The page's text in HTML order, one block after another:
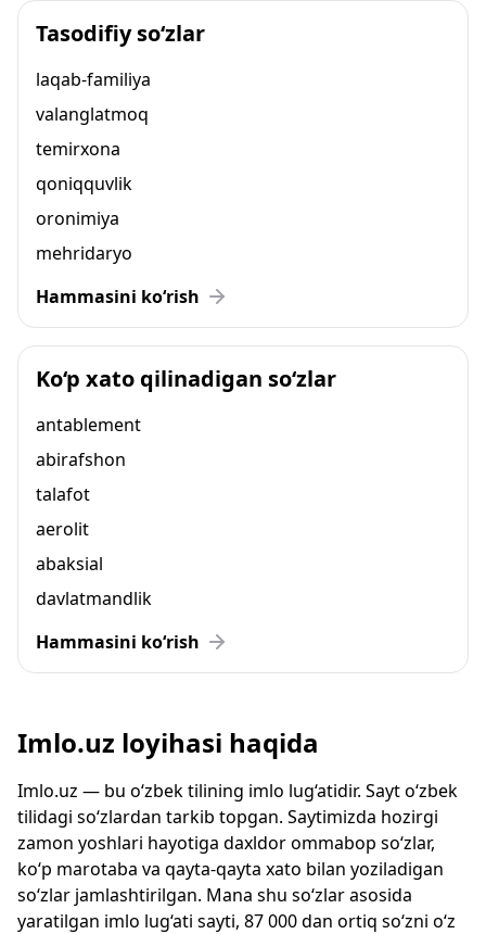
Tasodifiy so‘zlar
laqab-familiya
valanglatmoq
temirxona
qoniqquvlik
oronimiya
mehridaryo
Hammasini ko‘rish
Ko‘p xato qilinadigan so‘zlar
antablement
abirafshon
talafot
aerolit
abaksial
davlatmandlik
Hammasini ko‘rish
Imlo.uz loyihasi haqida
Imlo.uz — bu o‘zbek tilining imlo lug‘atidir. Sayt o‘zbek
tilidagi so‘zlardan tarkib topgan. Saytimizda hozirgi
zamon yoshlari hayotiga daxldor ommabop so‘zlar,
ko‘p marotaba va qayta-qayta xato bilan yoziladigan
so‘zlar jamlashtirilgan. Mana shu so‘zlar asosida
yaratilgan imlo lug‘ati sayti, 87 000 dan ortiq so‘zni o‘z